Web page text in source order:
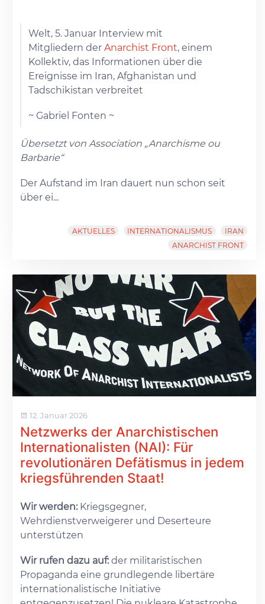
Welt, 5. Januar Interview mit
Mitgliedern derAnarchist Front, einem
Kollektiv, das Informationen über die
Ereignisse im Iran, Afghanistan und
Tadschikistan verbreitet
~ Gabriel Fonten ~
Übersetzt von Association „Anarchisme ou
Barbarie“
Der Aufstand im Iran dauert nun schon seit
über ei...
AKTUELLES INTERNATIONALISMUS
IRAN
ANARCHIST FRONT
12. Januar 2026
Netzwerks der Anarchistischen
Internationalisten (NAI): Für
revolutionären Defätismus in jedem
kriegsführenden Staat!
Wir werden:Kriegsgegner,
Wehrdienstverweigerer und Deserteure
unterstützen
Wir rufen dazu auf:der militaristischen
Propaganda eine grundlegende libertäre
internationalistische Initiative